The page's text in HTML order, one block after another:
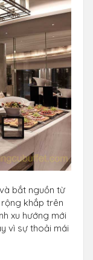
bắt nguồn từ
khắp trên
xu hướng mới
vì sự thoải mái